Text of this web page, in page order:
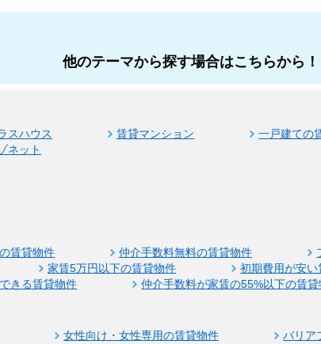
他のテーマから探す場合はこちらから！
スハウス 賃貸マンション 一戸建ての
ネット
賃貸物件 仲介手数料無料の賃貸物件
家賃5万円以下の賃貸物件 初期費用が安い
きる賃貸物件
仲介手数料が家賃の55%以下の賃貸
女性向け・女性専用の賃貸物件
バリア